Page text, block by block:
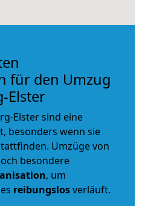
für den Umzug
Elster
Elster sind eine
besonders wenn sie
Umzüge von
besondere
, um
reibungslosverläuft.